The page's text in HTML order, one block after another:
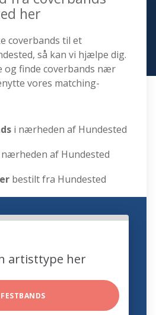
her
coverbands til et
så kan vi hjælpe dig.
og finde coverbands nær
vores matching-
i nærheden af Hundested
nærheden af Hundested
bestilt fra Hundested
artisttype her
FESTBANDS